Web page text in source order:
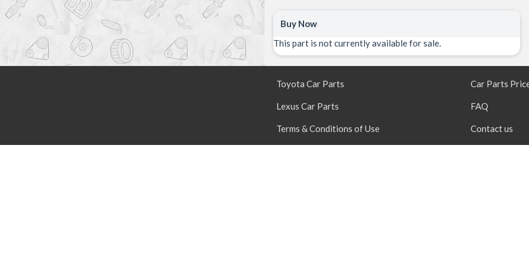
Buy Now
This part is not currently available for sale.
Toyota Car Parts
Lexus Car Parts
Terms & Conditions of Use
Car Parts
FAQ
Contact us